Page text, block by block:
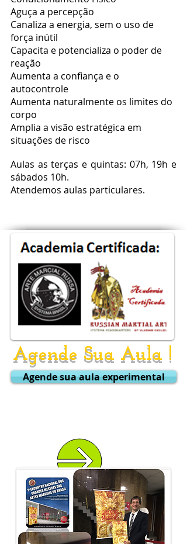
Aguça a percepção
Canaliza a energia, sem o uso de
força inútil
Capacita e potencializa o poder de
reação
Aumenta a confiança e o
autocontrole
Aumenta naturalmente os limites do
corpo
Amplia a visão estratégica em
situações de risco
Aulas as terças e quintas: 07h, 19h e
sábados 10h.
Atendemos aulas particulares.
Agende Sua Aula !
Agende sua aula experimental